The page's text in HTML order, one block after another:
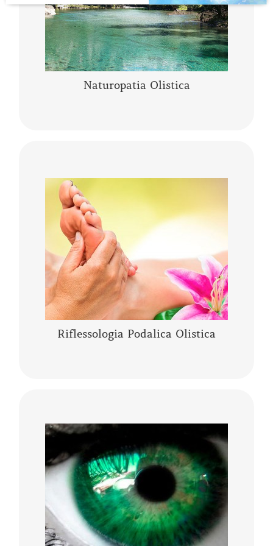
Naturopatia Olistica
Riflessologia Podalica Olistica
La riflessologia podalica olistica è uno
strumento sia di analisi che di trattamento. I
piedi pur essendo una piccola parte del corpo
umano, rappresentano l’individuo nella sua
……
CONTINUA A LEGGERE
L’Iridologia Olistica è “l’arte” che osserva i
segni, le anomalie, i fenomeni, i colori e le
architetture dell’occhio, per comprendere lo
stato fisico…..
CONTINUA A LEGGERE